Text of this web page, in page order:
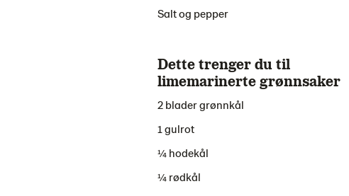
Salt og pepper
Dette trenger du til
limemarinerte grønnsaker
2 blader grønnkål
1 gulrot
¼ hodekål
¼ rødkål